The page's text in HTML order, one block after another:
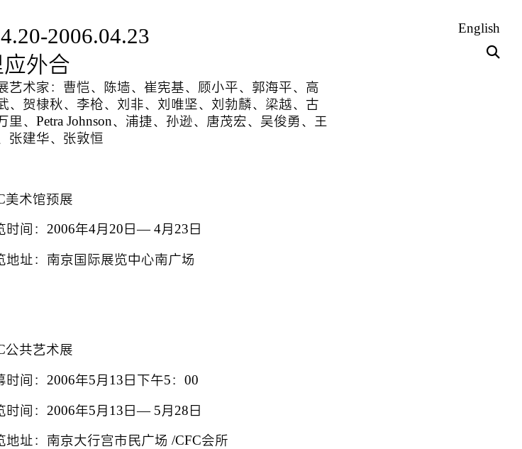
English
2006.04.23
应外合
艺术家：曹恺、陈墙、崔宪基、顾小平、郭海平、高
、贺棣秋、李枪、刘非、刘唯坚、刘勃麟、梁越、古
里、Petra Johnson、浦捷、孙逊、唐茂宏、吴俊勇、王
张建华、张敦恒
美术馆预展
时间：2006年4月20日— 4月23日
地址：南京国际展览中心南广场
公共艺术展
时间：2006年5月13日下午5：00
时间：2006年5月13日— 5月28日
地址：南京大行宫市民广场 /CFC会所